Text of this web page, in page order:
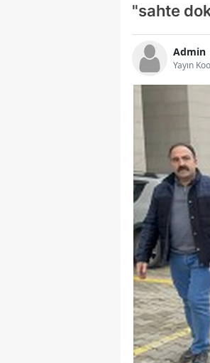
"sahte
Admin
Yayın